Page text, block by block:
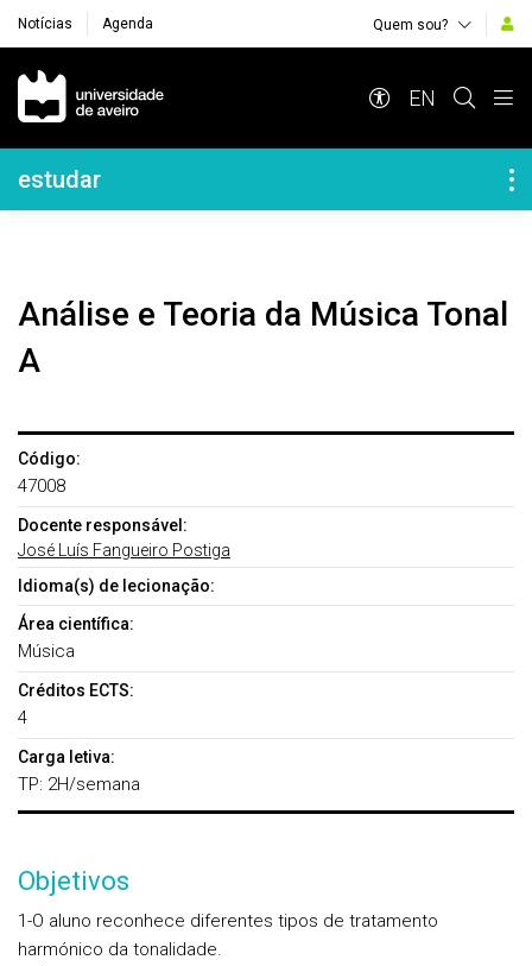
Notícias Agenda Quem sou?
Navegação Principal
EN
Navegação Lateral
estudar
Análise e Teoria da Música Tonal
A
Código:
47008
Docente responsável:
José Luís Fangueiro Postiga
Idioma(s) de lecionação:
Área científica:
Música
Créditos ECTS:
4
Carga letiva:
TP: 2H/semana
Objetivos
1-O aluno reconhece diferentes tipos de tratamento
harmónico da tonalidade.